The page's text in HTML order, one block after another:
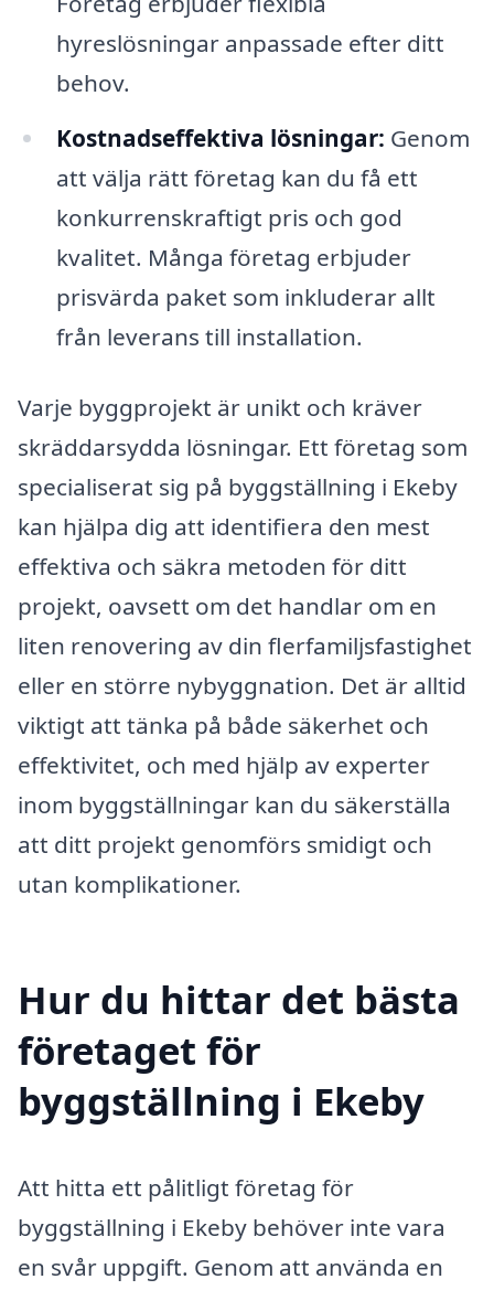
hyreslösningar anpassade efter ditt
behov.
Kostnadseffektiva lösningar: Genom
att välja rätt företag kan du få ett
konkurrenskraftigt pris och god
kvalitet. Många företag erbjuder
prisvärda paket som inkluderar allt
från leverans till installation.
Varje byggprojekt är unikt och kräver
skräddarsydda lösningar. Ett företag som
specialiserat sig på byggställning i Ekeby
kan hjälpa dig att identifiera den mest
effektiva och säkra metoden för ditt
projekt, oavsett om det handlar om en
liten renovering av din flerfamiljsfastighet
eller en större nybyggnation. Det är alltid
viktigt att tänka på både säkerhet och
effektivitet, och med hjälp av experter
inom byggställningar kan du säkerställa
att ditt projekt genomförs smidigt och
utan komplikationer.
Hur du hittar det bästa
företaget för
byggställning i Ekeby
Att hitta ett pålitligt företag för
byggställning i Ekeby behöver inte vara
en svår uppgift. Genom att använda en